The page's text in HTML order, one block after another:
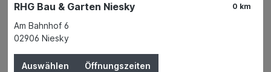
0 km
RHG Bau & Garten Niesky
Am Bahnhof 6
02906 Niesky
Auswählen Öffnungszeiten